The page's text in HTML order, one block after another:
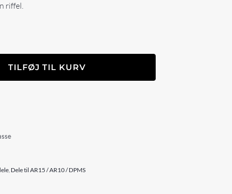
riffel.
TILFØJ TIL KURV
, Dele til AR15 / AR10 / DPMS